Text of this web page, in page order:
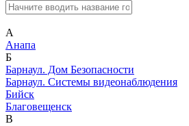
А
Анапа
Б
Барнаул. Дом Безопасности
Барнаул. Системы видеонаблюдения
Бийск
Благовещенск
В